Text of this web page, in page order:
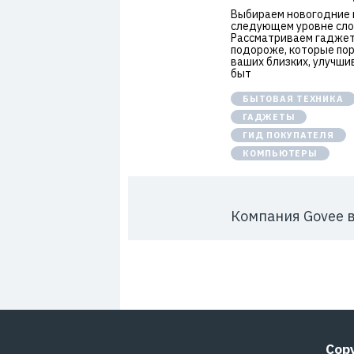
Выбираем новогодние
следующем уровне
Рассматриваем
подороже, которые
ваших близких,
быт
БЫТОВАЯ ТЕХНИКА
ГАДЖЕТЫ
ГИД ПОКУПАТЕЛЯ
КОМПЬЮТЕРЫ
Компания Govee